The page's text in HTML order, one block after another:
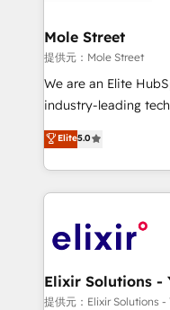
distribution,
finserv/fintech, IT
& logistics, energy/
media, healthcare and
Technical Solutions,
Solutions and Growth
engagement. In
GDPR and HIPAA
Mole Street
提供元：Mole Street
We are an Elite
industry-leading
consultancy. Our
market B2B
approach to
applications of our
Design, Migrations +
greatness, which is
absolute clarity,
Elite5.0
提供元：Elixir Solutions -